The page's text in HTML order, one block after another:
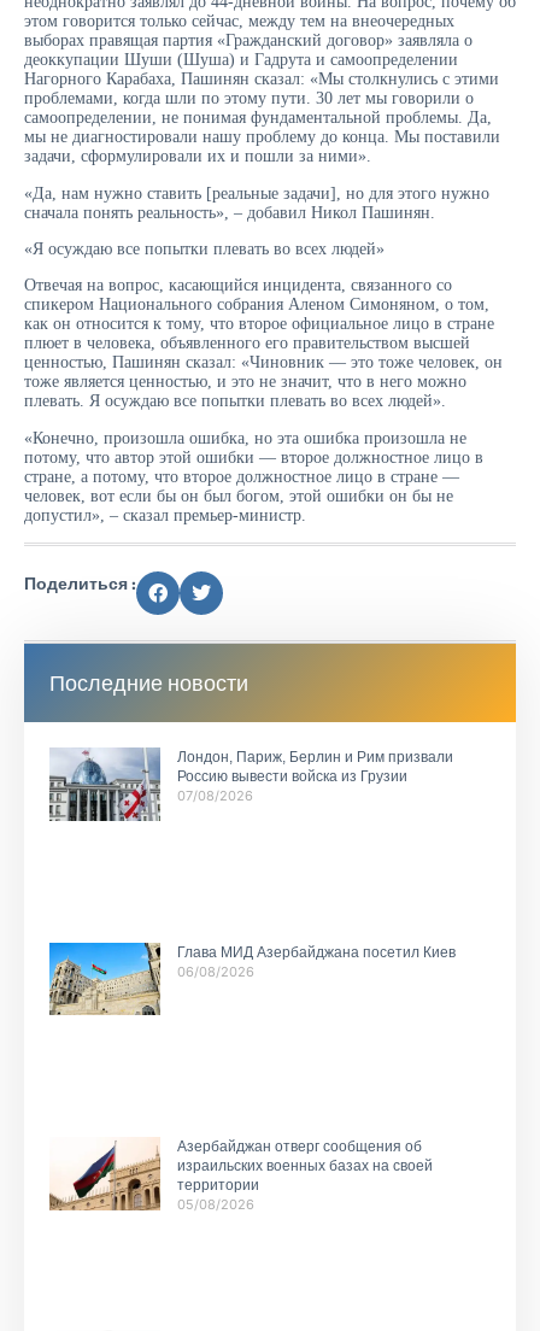
этом говорится только сейчас, между тем на внеочередных
выборах правящая партия «Гражданский договор» заявляла о
деоккупации Шуши (Шуша) и Гадрута и самоопределении
Нагорного Карабаха, Пашинян сказал: «Мы столкнулись с этими
проблемами, когда шли по этому пути. 30 лет мы говорили о
самоопределении, не понимая фундаментальной проблемы. Да,
мы не диагностировали нашу проблему до конца. Мы поставили
задачи, сформулировали их и пошли за ними».
«Да, нам нужно ставить [реальные задачи], но для этого нужно
сначала понять реальность», – добавил Никол Пашинян.
«Я осуждаю все попытки плевать во всех людей»
Отвечая на вопрос, касающийся инцидента, связанного со
спикером Национального собрания Аленом Симоняном, о том,
как он относится к тому, что второе официальное лицо в стране
плюет в человека, объявленного его правительством высшей
ценностью, Пашинян сказал: «Чиновник — это тоже человек, он
тоже является ценностью, и это не значит, что в него можно
плевать. Я осуждаю все попытки плевать во всех людей».
«Конечно, произошла ошибка, но эта ошибка произошла не
потому, что автор этой ошибки — второе должностное лицо в
стране, а потому, что второе должностное лицо в стране —
человек, вот если бы он был богом, этой ошибки он бы не
допустил», – сказал премьер-министр.
Поделиться :
Последние новости
Лондон, Париж, Берлин и Рим призвали
Россию вывести войска из Грузии
07/08/2026
Глава МИД Азербайджана посетил Киев
06/08/2026
Азербайджан отверг сообщения об
израильских военных базах на своей
территории
05/08/2026